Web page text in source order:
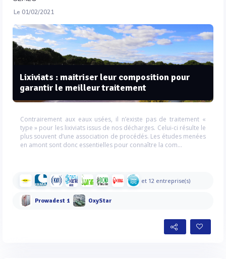
Le 01/02/2021
Lixiviats : maitriser leur composition pour
garantir le meilleur traitement
Contrairement aux eaux usées, il n’existe pas de traitement «
type » pour les lixiviats issus de nos décharges. Celui-ci résulte le
plus souvent d’une association de procédés. Les études menées
en amont sont donc essentielles pour connaître la com...
et 12 entreprise(s)
Prowadest 1 OxyStar